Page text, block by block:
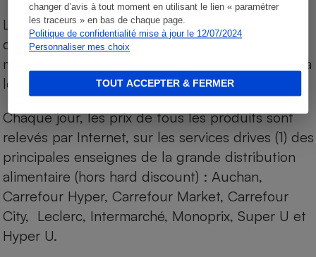
changer d’avis à tout moment en utilisant le lien « paramétrer
les traceurs » en bas de chaque page.
Politique de confidentialité mise à jour le 12/07/2024
Personnaliser mes choix
TOUT ACCEPTER & FERMER
Les comparaisons sont réalisées sur l’ensemble
des produits des magasins. Les produits de
marques de distributeurs (MDD) sont comparés à
leurs équivalents chez leurs concurrents.
Chaque jour, les prix de tous les produits sont
relevés par Internet, sur les services drives (1) des
principales enseignes de la grande distribution
alimentaire (hors hard discount) : Auchan,
Carrefour Hyper, Carrefour Market, Carrefour
City, Leclerc, Intermarché, Monoprix, Super U et
Hyper U.